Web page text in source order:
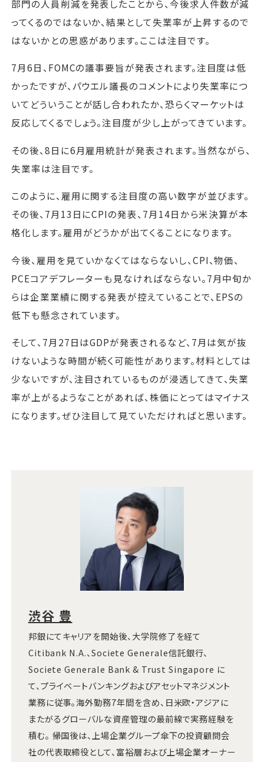
部門の人員削減を発表したことから、今後求人件数が減
ってくるのではないか、結果として失業率が上昇するので
はないかとの思惑があります。ここは注目です。
7月6日、FOMCの議事要旨が発表されます。注目度は低
かったですが、パウエル議長のコメントにより失業率につ
いてどういうことが話し合われたか、恐らくマーケットは
反応してくるでしょう。注目度が少し上がってきています。
その後、8日に6月雇用統計が発表されます。当然ながら、
失業率は注目です。
このように、雇用に関する注目度の高い数字が並びます。
その後、7月13日にCPIの発表、7月14日から米決算が本
格化します。雇用がどうかが出てくることになります。
今後、雇用を見ていかなくてはならないし、CPI、物価、
PCEコアデフレーターも見なければならない。7月中旬か
らは企業業績に関する発表が控えていることで、EPSの
低下も懸念されています。
そして、7月27日はGDPが発表されるなど、7月は気が抜
けないような時間が続く可能性があります。材料としては
少ないですが、注目されているものが浸透してきて、失業
率が上がるようなことがあれば、株価にとってはマイナス
になります。ぜひ注目して見ていただければと思います。
渋谷 豊
邦銀にてキャリアを開始後、大学院修了を経て
Citibank N.A.、Societe Generale信託銀行、
Societe Generale Bank & Trust Singapore に
て、プライベートバンキングおよびアセットマネジメント
業務に従事。海外勤務7年間を含め、日米欧・アジアに
またがるグローバルな資産管理の最前線で実務経験を
積む。 帰国後は、上場企業グループ傘下の投資顧問会
社の代表取締役として、富裕層および上場企業オーナー